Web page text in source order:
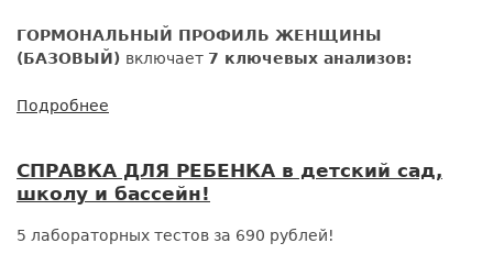
ГОРМОНАЛЬНЫЙ ПРОФИЛЬ ЖЕНЩИНЫ
(БАЗОВЫЙ) включает 7 ключевых анализов:
Подробнее
ЖЕНЩИНЫ
(БАЗОВЫЙ)
скидкой
СПРАВКА ДЛЯ РЕБЕНКА в детский сад,
школу и бассейн!
5 лабораторных тестов за 690 рублей!